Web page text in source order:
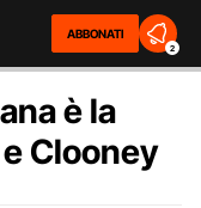
ABBONATI
2
è la
Clooney